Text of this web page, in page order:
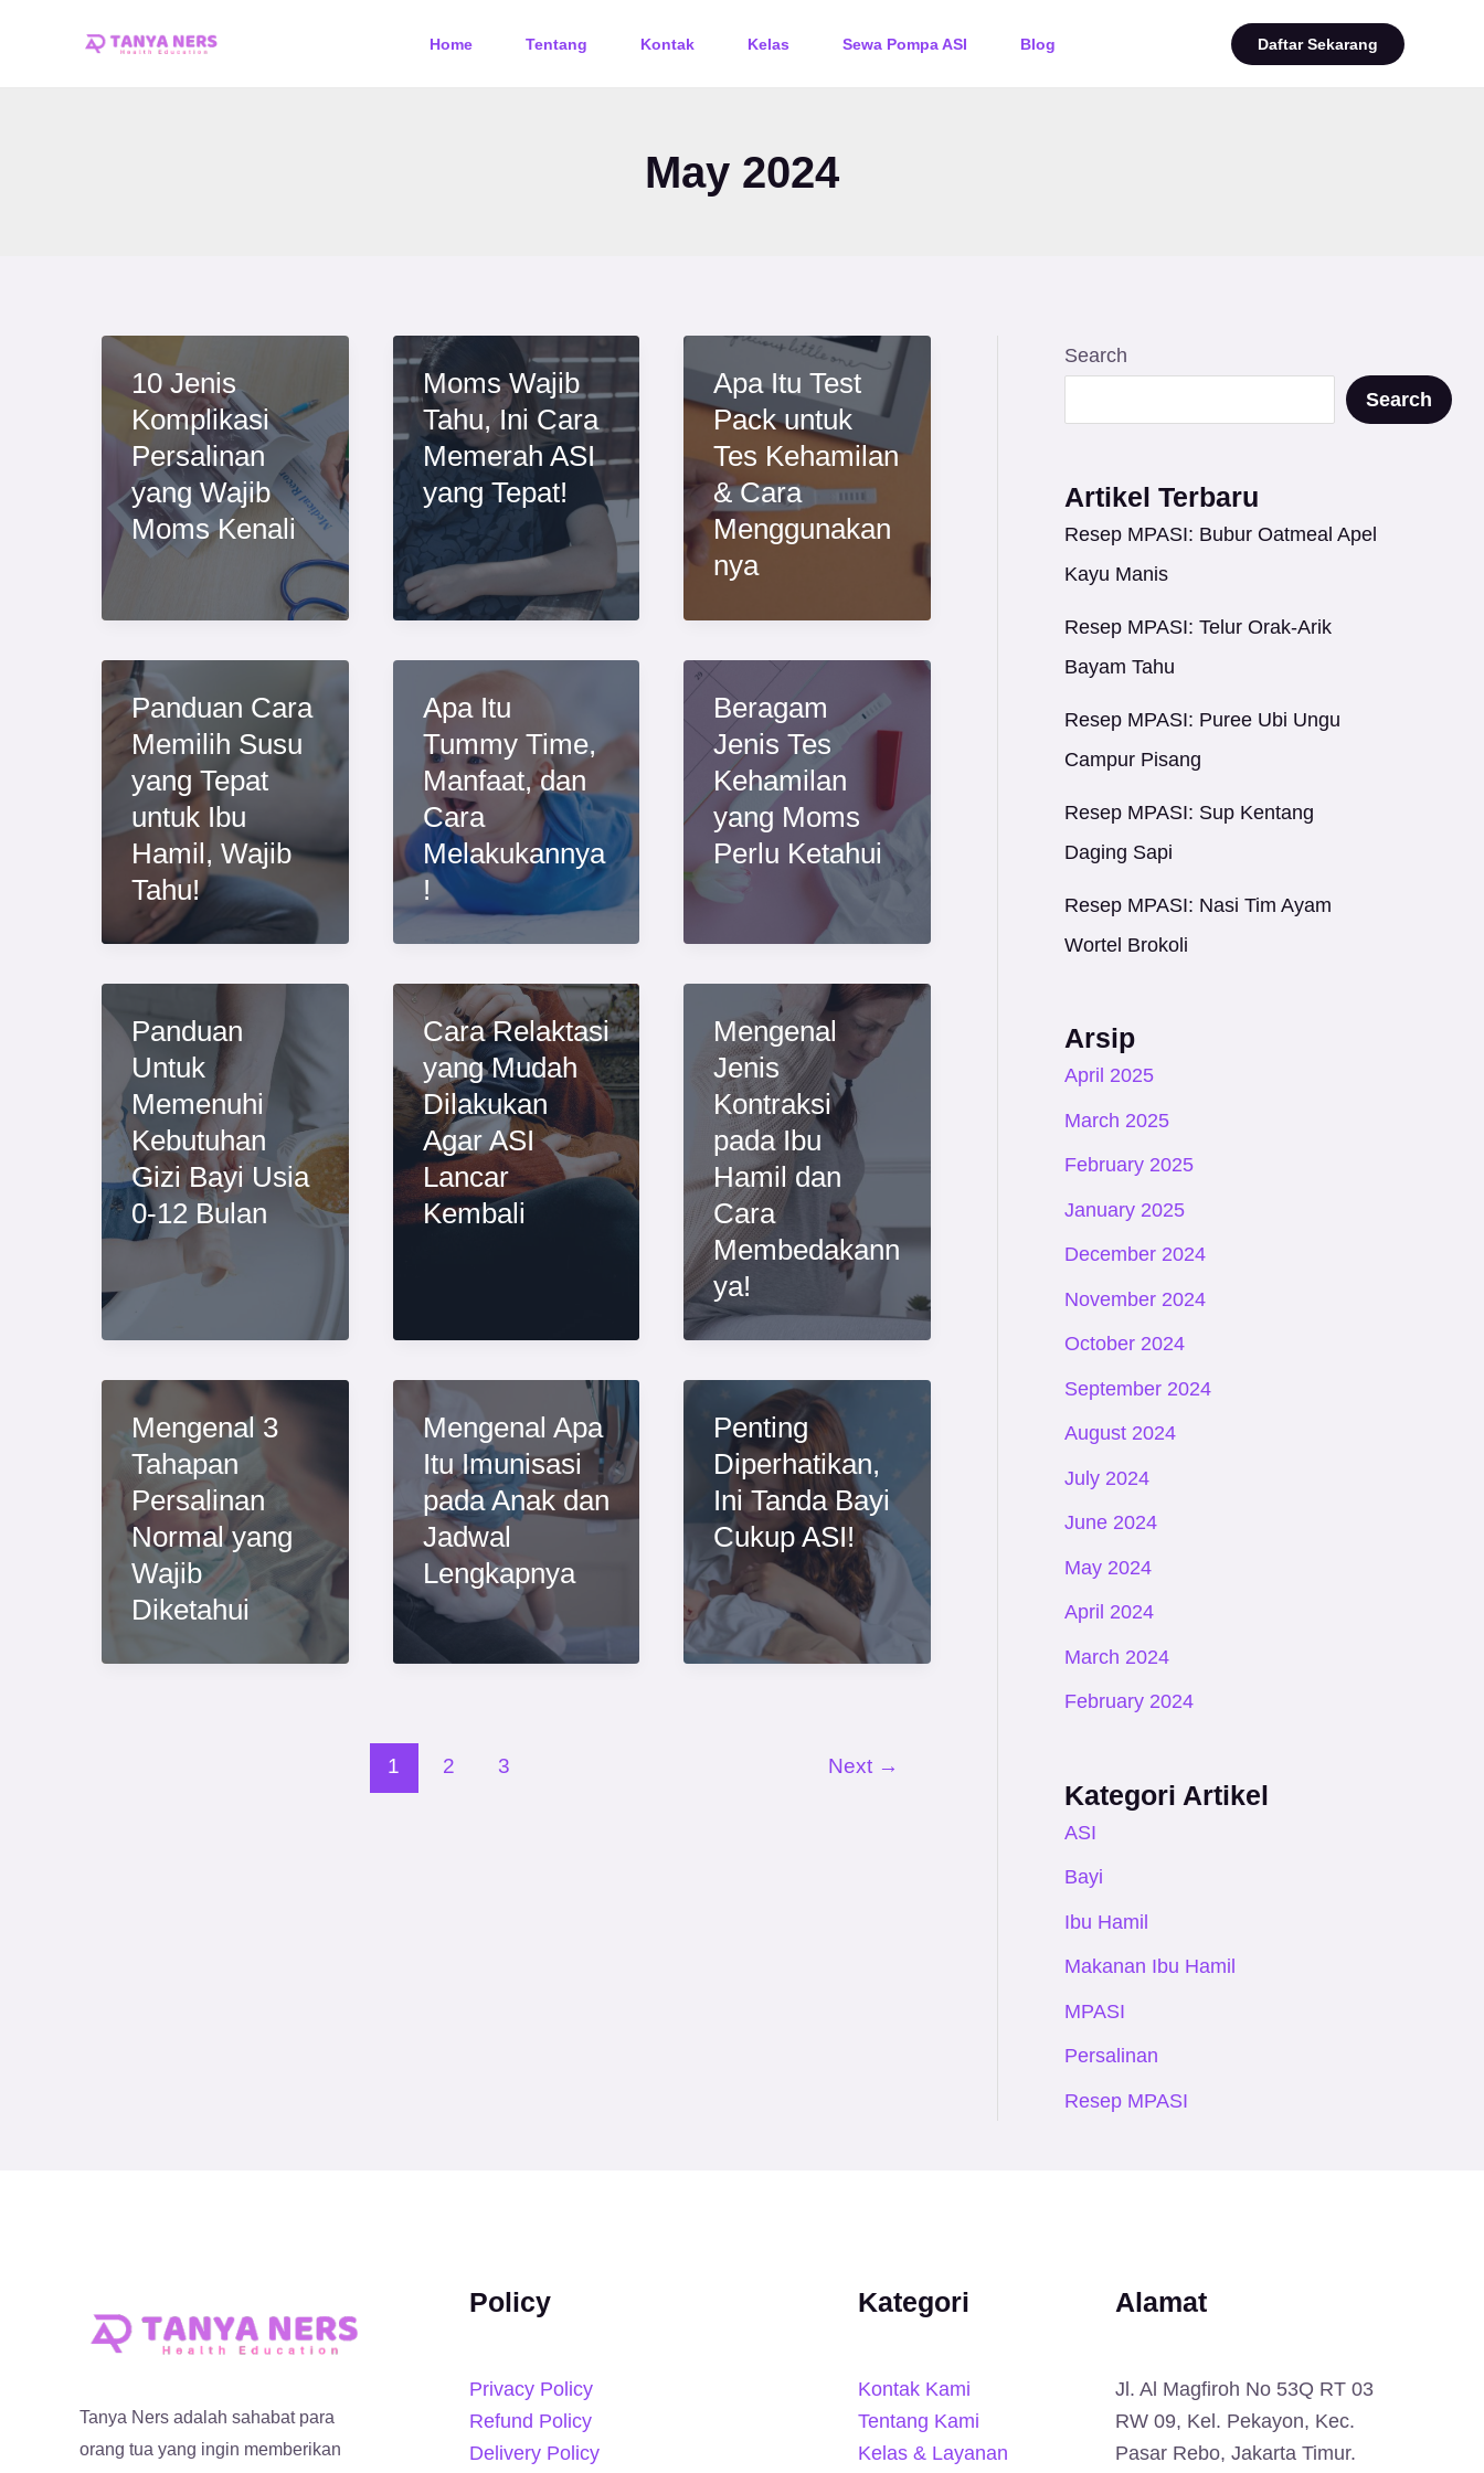
Home Tentang Kontak Kelas Sewa Pompa ASI Blog Daftar Sekarang
May 2024
10 Jenis
Komplikasi
Persalinan
yang Wajib
Moms Kenali
Moms Wajib
Tahu, Ini Cara
Memerah ASI
yang Tepat!
Apa Itu Test
Pack untuk
Tes Kehamilan
& Cara
Menggunakan
nya
Panduan Cara
Memilih Susu
yang Tepat
untuk Ibu
Hamil, Wajib
Tahu!
Apa Itu
Tummy Time,
Manfaat, dan
Cara
Melakukannya
!
Beragam
Jenis Tes
Kehamilan
yang Moms
Perlu Ketahui
Panduan
Untuk
Memenuhi
Kebutuhan
Gizi Bayi Usia
0-12 Bulan
Cara Relaktasi
yang Mudah
Dilakukan
Agar ASI
Lancar
Kembali
Mengenal
Jenis
Kontraksi
pada Ibu
Hamil dan
Cara
Membedakann
ya!
Mengenal 3
Tahapan
Persalinan
Normal yang
Wajib
Diketahui
Mengenal Apa
Itu Imunisasi
pada Anak dan
Jadwal
Lengkapnya
Penting
Diperhatikan,
Ini Tanda Bayi
Cukup ASI!
pagination
1 2 3 Next →
Search
Search
Artikel Terbaru
Resep MPASI: Bubur Oatmeal Apel
Kayu Manis
Resep MPASI: Telur Orak-Arik
Bayam Tahu
Resep MPASI: Puree Ubi Ungu
Campur Pisang
Resep MPASI: Sup Kentang
Daging Sapi
Resep MPASI: Nasi Tim Ayam
Wortel Brokoli
Arsip
April 2025
March 2025
February 2025
January 2025
December 2024
November 2024
October 2024
September 2024
August 2024
July 2024
June 2024
May 2024
April 2024
March 2024
February 2024
Kategori Artikel
ASI
Bayi
Ibu Hamil
Makanan Ibu Hamil
MPASI
Persalinan
Resep MPASI
Tanya Ners adalah sahabat para
orang tua yang ingin memberikan
Policy
Privacy Policy
Refund Policy
Delivery Policy
Kategori
Kontak Kami
Tentang Kami
Kelas & Layanan
Alamat
Jl. Al Magfiroh No 53Q RT 03
RW 09, Kel. Pekayon, Kec.
Pasar Rebo, Jakarta Timur.